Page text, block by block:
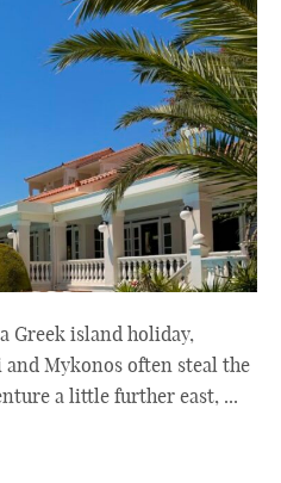
Greek island holiday,
Mykonos often steal the
a little further east, ...